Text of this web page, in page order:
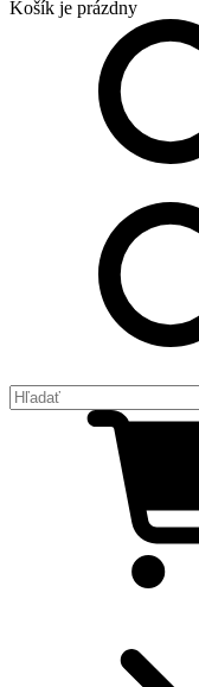
Košík je prázdny